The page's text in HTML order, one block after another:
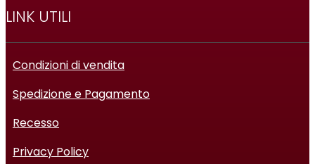
LINK UTILI
Condizioni di vendita
Spedizione e Pagamento
Recesso
Privacy Policy